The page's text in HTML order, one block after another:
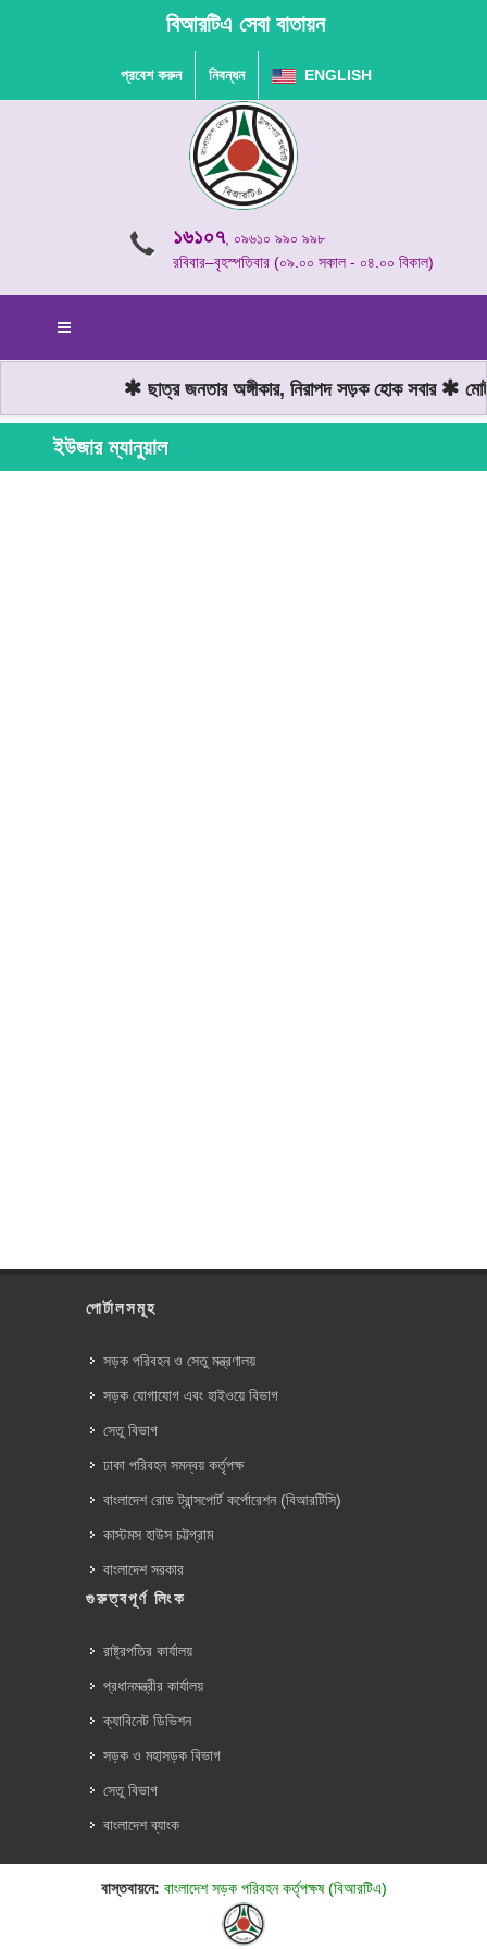
বিআরটিএ সেবা বাতায়ন
প্রবেশ করুন নিবন্ধন ENGLISH
১৬১০৭, ০৯৬১০ ৯৯০ ৯৯৮
রবিবার–বৃহস্পতিবার (০৯.০০ সকাল - ০৪.০০ বিকাল)
ছাত্র জনতার অঙ্গীকার, নিরাপদ সড়ক হোক সবার
ইউজার ম্যানুয়াল
পোর্টালসমূহ
সড়ক পরিবহন ও সেতু মন্ত্রণালয়
সড়ক যোগাযোগ এবং হাইওয়ে বিভাগ
সেতু বিভাগ
ঢাকা পরিবহন সমন্বয় কর্তৃপক্ষ
বাংলাদেশ রোড ট্রান্সপোর্ট কর্পোরেশন (বিআরটিসি)
কাস্টমস হাউস চট্টগ্রাম
বাংলাদেশ সরকার
গুরুত্বপূর্ণ লিংক
রাষ্ট্রপতির কার্যালয়
প্রধানমন্ত্রীর কার্যালয়
ক্যাবিনেট ডিভিশন
সড়ক ও মহাসড়ক বিভাগ
সেতু বিভাগ
বাংলাদেশ ব্যাংক
বাস্তবায়নে: বাংলাদেশ সড়ক পরিবহন কর্তৃপক্ষ (বিআরটিএ)